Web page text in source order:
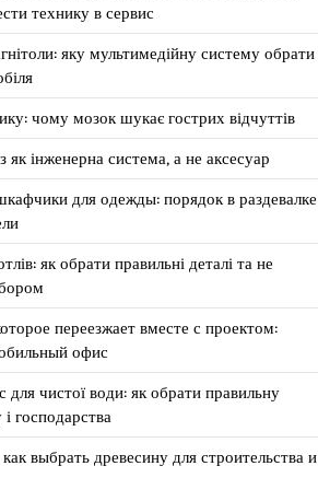
технику в сервис
яку мультимедійну систему обрати
чому мозок шукає гострих відчуттів
як інженерна система, а не аксесуар
для одежды: порядок в раздевалке
як обрати правильні деталі та не
переезжает вместе с проектом:
офис
чистої води: як обрати правильну
господарства
выбрать древесину для строительства и